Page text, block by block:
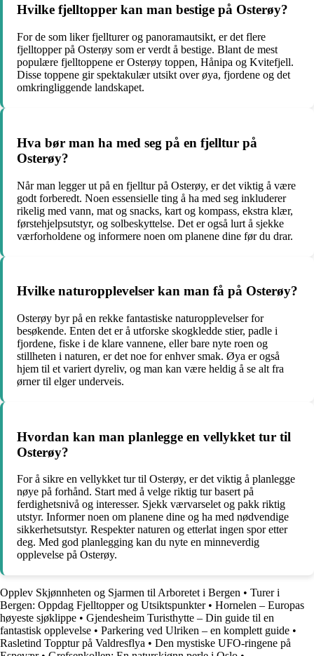
Hvilke fjelltopper kan man bestige på Osterøy?
For de som liker fjellturer og panoramautsikt, er det flere
fjelltopper på Osterøy som er verdt å bestige. Blant de mest
populære fjelltoppene er Osterøy toppen, Hånipa og Kvitefjell.
Disse toppene gir spektakulær utsikt over øya, fjordene og det
omkringliggende landskapet.
Hva bør man ha med seg på en fjelltur på
Osterøy?
Når man legger ut på en fjelltur på Osterøy, er det viktig å være
godt forberedt. Noen essensielle ting å ha med seg inkluderer
rikelig med vann, mat og snacks, kart og kompass, ekstra klær,
førstehjelpsutstyr, og solbeskyttelse. Det er også lurt å sjekke
værforholdene og informere noen om planene dine før du drar.
Hvilke naturopplevelser kan man få på Osterøy?
Osterøy byr på en rekke fantastiske naturopplevelser for
besøkende. Enten det er å utforske skogkledde stier, padle i
fjordene, fiske i de klare vannene, eller bare nyte roen og
stillheten i naturen, er det noe for enhver smak. Øya er også
hjem til et variert dyreliv, og man kan være heldig å se alt fra
ørner til elger underveis.
Hvordan kan man planlegge en vellykket tur til
Osterøy?
For å sikre en vellykket tur til Osterøy, er det viktig å planlegge
nøye på forhånd. Start med å velge riktig tur basert på
ferdighetsnivå og interesser. Sjekk værvarselet og pakk riktig
utstyr. Informer noen om planene dine og ha med nødvendige
sikkerhetsutstyr. Respekter naturen og etterlat ingen spor etter
deg. Med god planlegging kan du nyte en minneverdig
opplevelse på Osterøy.
Opplev Skjønnheten og Sjarmen til Arboretet i Bergen • Turer i
Bergen: Oppdag Fjelltopper og Utsiktspunkter• Hornelen – Europas
høyeste sjøklippe • Gjendesheim Turisthytte – Din guide til en
fantastisk opplevelse • Parkering ved Ulriken – en komplett guide •
Rasletind Topptur på Valdresflya • Den mystiske UFO-ringene på